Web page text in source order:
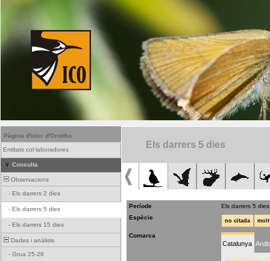
Pàgina d'inici d'Ornitho
Entitats col·laboradores
Consulta
Observacions
- Els darrers 2 dies
- Els darrers 5 dies
- Els darrers 15 dies
Dades i anàlisis
- Grua 25-26
Els darrers 5 dies
Període
Els darrers 5 dies
Espècie
no citada
Comarca
Catalunya